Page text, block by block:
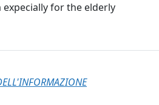
for the elderly